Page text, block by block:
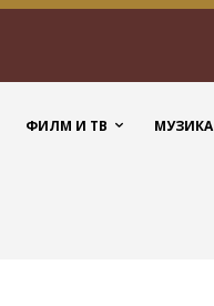
ФИЛМ И ТВ МУЗИКА